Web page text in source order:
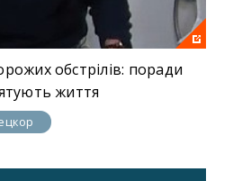
обстрілів: поради
життя